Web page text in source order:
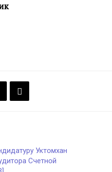
Уктомхан
Счетной